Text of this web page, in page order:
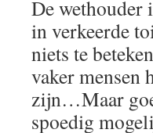
De wethouder
in verkeerde
niets te
vaker mensen
zijn…Maar
spoedig